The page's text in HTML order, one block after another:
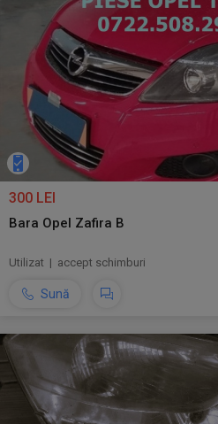
300 LEI
Bara Opel Zafira B
Utilizat | accept schimburi
Sună